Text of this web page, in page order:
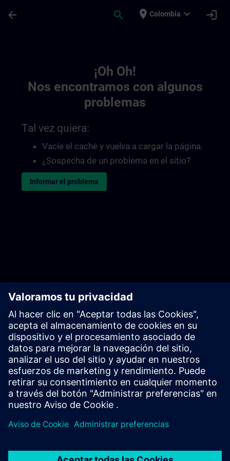
arrow_back search place Colombia expand_more login
¡Oh Oh!
Nos encontramos con algunos
problemas
Tal vez quiera:
Vacíe el caché y vuelva a cargar la página.
¿Sospecha de un problema en el sitio?
Informar el problema